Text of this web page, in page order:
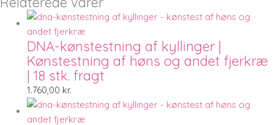
DNA-kønstestning af kyllinger |
Kønstestning af høns og andet fjerkræ
| 18 stk. fragt
1.760,00 kr.